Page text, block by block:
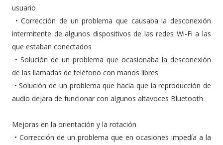
usuario
• Corrección de un problema que causaba la desconexión
intermitente de algunos dispositivos de las redes Wi-Fi a las
que estaban conectados
• Solución de un problema que ocasionaba la desconexión
de las llamadas de teléfono con manos libres
• Solución de un problema que hacía que la reproducción de
audio dejara de funcionar con algunos altavoces Bluetooth
Mejoras en la orientación y la rotación
• Corrección de un problema que en ocasiones impedía a la